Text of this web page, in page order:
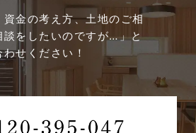
金の考え方、土地のご相
談をしたいのですが…」と
せください！